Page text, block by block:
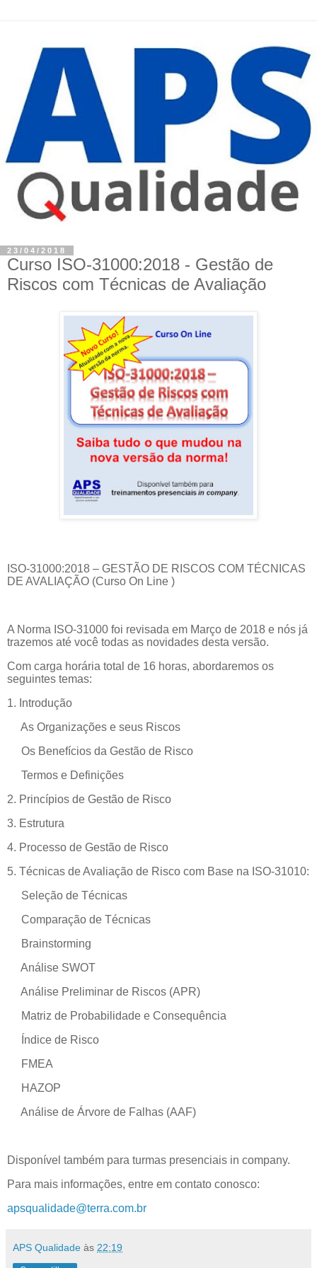
23/04/2018
Curso ISO-31000:2018 - Gestão de
Riscos com Técnicas de Avaliação
ISO-31000:2018 – GESTÃO DE RISCOS COM TÉCNICAS
DE AVALIAÇÃO (Curso On Line )
A Norma ISO-31000 foi revisada em Março de 2018 e nós já
trazemos até você todas as novidades desta versão.
Com carga horária total de 16 horas, abordaremos os
seguintes temas:
1. Introdução
As Organizações e seus Riscos
Os Benefícios da Gestão de Risco
Termos e Definições
2. Princípios de Gestão de Risco
3. Estrutura
4. Processo de Gestão de Risco
5. Técnicas de Avaliação de Risco com Base na ISO-31010:
Seleção de Técnicas
Comparação de Técnicas
Brainstorming
Análise SWOT
Análise Preliminar de Riscos (APR)
Matriz de Probabilidade e Consequência
Índice de Risco
FMEA
HAZOP
Análise de Árvore de Falhas (AAF)
Disponível também para turmas presenciais in company.
Para mais informações, entre em contato conosco:
apsqualidade@terra.com.br
APS Qualidade às 22:19